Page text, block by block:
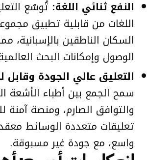
النفع ثنائي اللغة: تُوسّع
اللغات من قابلية تطبيق
السكان الناطقين بالإسبانية،
الوصول وإمكانات البحث
التعليق عالي الجودة وقابل
سمح الجمع بين أطباء الأشعة
والتوافق الصارم، ومنصة آمنة
تعليقات متعددة الوسائط
واسع، مع جودة غير مسبوقة.